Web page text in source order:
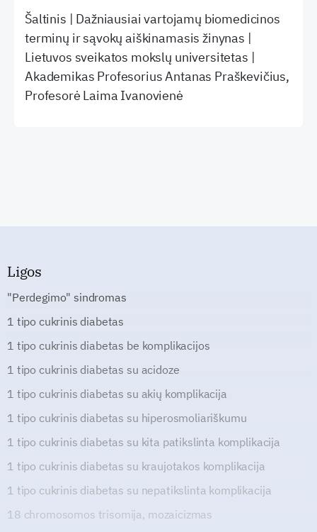
Šaltinis | Dažniausiai vartojamų biomedicinos
terminų ir sąvokų aiškinamasis žinynas |
Lietuvos sveikatos mokslų universitetas |
Akademikas Profesorius Antanas Praškevičius,
Profesorė Laima Ivanovienė
Ligos
"Perdegimo" sindromas
1 tipo cukrinis diabetas
1 tipo cukrinis diabetas be komplikacijos
1 tipo cukrinis diabetas su acidoze
1 tipo cukrinis diabetas su akių komplikacija
1 tipo cukrinis diabetas su hiperosmoliariškumu
1 tipo cukrinis diabetas su kita patikslinta komplikacija
1 tipo cukrinis diabetas su kraujotakos komplikacija
1 tipo cukrinis diabetas su nepatikslinta komplikacija
18 chromosomos trisomija, mozaicizmas